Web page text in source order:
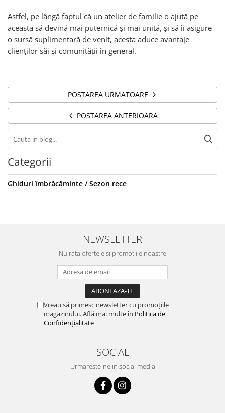
Astfel, pe lângă faptul că un atelier de familie o ajută pe
aceasta să devină mai puternică și mai unită, și să îi asigure
o sursă suplimentară de venit, acesta aduce avantaje
clienților săi și comunității în general.
POSTAREA URMATOARE
POSTAREA ANTERIOARA
Categorii
Ghiduri îmbrăcăminte / Sezon rece
NEWSLETTER
Nu rata ofertele si promotiile noastre
Vreau să primesc newsletter cu promoțiile
magazinului. Află mai multe în Politica de
Confidențialitate
SOCIAL
Urmareste-ne in social media